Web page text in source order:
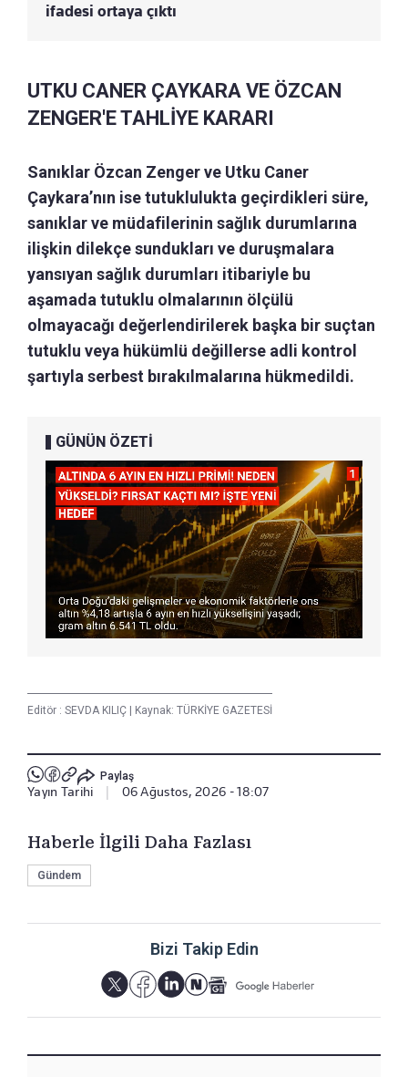
ifadesi ortaya çıktı
UTKU CANER ÇAYKARA VE ÖZCAN
ZENGER'E TAHLİYE KARARI
Sanıklar Özcan Zenger ve Utku Caner
Çaykara’nın ise tutuklulukta geçirdikleri süre,
sanıklar ve müdafilerinin sağlık durumlarına
ilişkin dilekçe sundukları ve duruşmalara
yansıyan sağlık durumları itibariyle bu
aşamada tutuklu olmalarının ölçülü
olmayacağı değerlendirilerek başka bir suçtan
tutuklu veya hükümlü değillerse adli kontrol
şartıyla serbest bırakılmalarına hükmedildi.
GÜNÜN ÖZETİ
Editör : SEVDA KILIÇ Kaynak: TÜRKİYE GAZETESİ
Paylaş
Yayın Tarihi 06 Ağustos, 2026 - 18:07
Haberle İlgili Daha Fazlası
Gündem
Bizi Takip Edin